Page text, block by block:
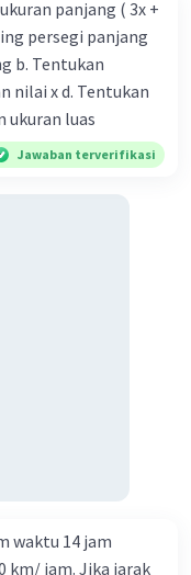
panjang ( 3x +
persegi panjang
b. Tentukan
nilai x d. Tentukan
ukuran luas
Jawaban terverifikasi
waktu 14 jam
km/ jam. Jika jarak